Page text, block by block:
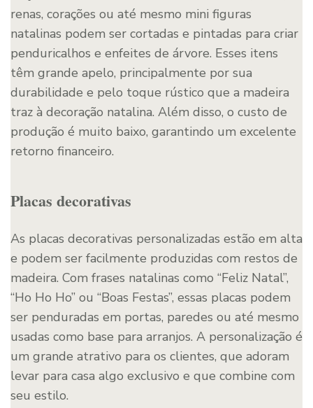
renas, corações ou até mesmo mini figuras
natalinas podem ser cortadas e pintadas para criar
penduricalhos e enfeites de árvore. Esses itens
têm grande apelo, principalmente por sua
durabilidade e pelo toque rústico que a madeira
traz à decoração natalina. Além disso, o custo de
produção é muito baixo, garantindo um excelente
retorno financeiro.
Placas decorativas
As placas decorativas personalizadas estão em alta
e podem ser facilmente produzidas com restos de
madeira. Com frases natalinas como “Feliz Natal”,
“Ho Ho Ho” ou “Boas Festas”, essas placas podem
ser penduradas em portas, paredes ou até mesmo
usadas como base para arranjos. A personalização é
um grande atrativo para os clientes, que adoram
levar para casa algo exclusivo e que combine com
seu estilo.